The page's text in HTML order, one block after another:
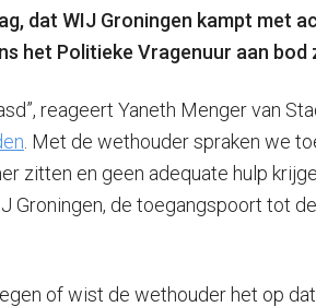
dat WIJ Groningen kampt met
het Politieke Vragenuur aan bod
reageert Yaneth Menger van
. Met de wethouder spraken we
zitten en geen adequate hulp
Groningen, de toegangspoort tot de
of wist de wethouder het op